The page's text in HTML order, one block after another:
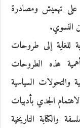
على تهميش ومصادرة
للغاية إلى طروحات
هذه الطروحات
والتحولات السياسية
الجدي بأدبيات
والكتابة التاريخية